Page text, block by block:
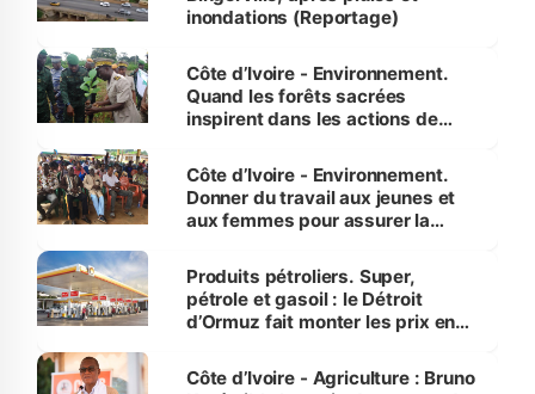
inondations (Reportage)
Côte d’Ivoire - Environnement.
Quand les forêts sacrées
inspirent dans les actions de
Côte d’Ivoire - Environnement.
Donner du travail aux jeunes et
aux femmes pour assurer la
menacées
Produits pétroliers. Super,
pétrole et gasoil : le Détroit
d’Ormuz fait monter les prix en
Côte d’Ivoire - Agriculture : Bruno